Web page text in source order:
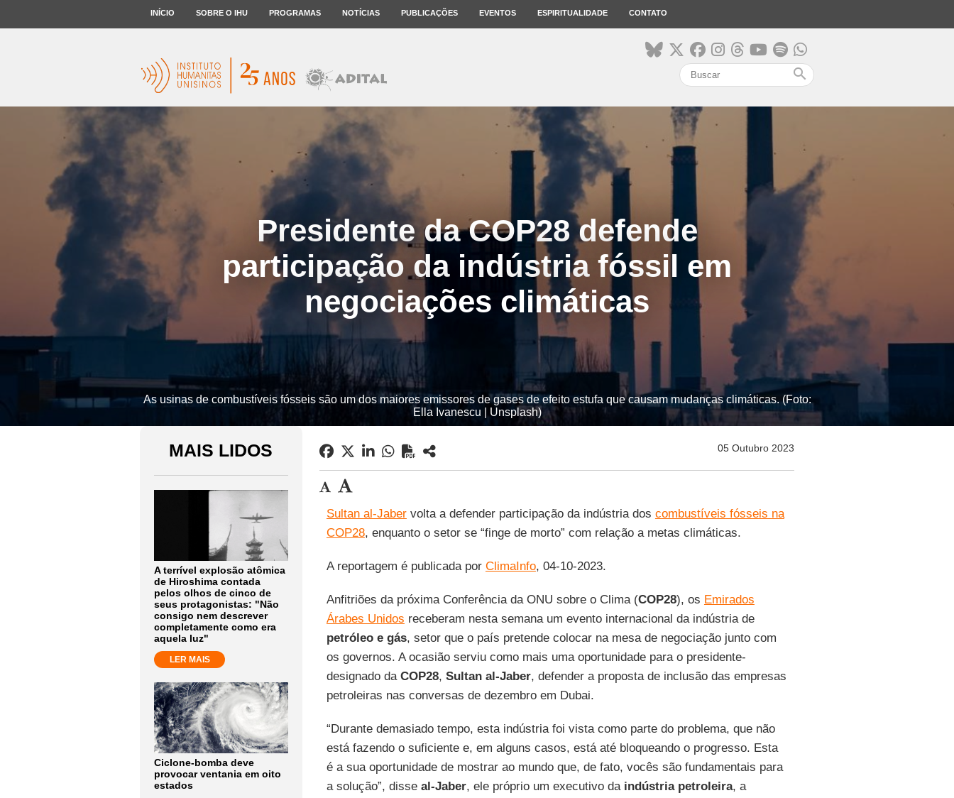
INÍCIO SOBRE O IHU PROGRAMAS NOTÍCIAS PUBLICAÇÕES EVENTOS ESPIRITUALIDADE CONTATO
search
Presidente da COP28 defende
participação da indústria fóssil em
negociações climáticas
As usinas de combustíveis fósseis são um dos maiores emissores de gases de efeito estufa que causam mudanças climáticas. (Foto:
Ella Ivanescu | Unsplash)
MAIS LIDOS
A terrível explosão atômica
de Hiroshima contada
pelos olhos de cinco de
seus protagonistas: "Não
consigo nem descrever
completamente como era
aquela luz"
LER MAIS
Ciclone-bomba deve
provocar ventania em oito
estados
05 Outubro 2023
Sultan al-Jabervolta a defender participação da indústria dos combustíveis fósseis na
COP28, enquanto o setor se “finge de morto” com relação a metas climáticas.
A reportagem é publicada por ClimaInfo, 04-10-2023.
Anfitriões da próxima Conferência da ONU sobre o Clima (COP28), os Emirados
Árabes Unidos receberam nesta semana um evento internacional da indústria de
petróleo e gás, setor que o país pretende colocar na mesa de negociação junto com
os governos. A ocasião serviu como mais uma oportunidade para o presidente-
designado da COP28, Sultan al-Jaber, defender a proposta de inclusão das empresas
petroleiras nas conversas de dezembro em Dubai.
“Durante demasiado tempo, esta indústria foi vista como parte do problema, que não
está fazendo o suficiente e, em alguns casos, está até bloqueando o progresso. Esta
é a sua oportunidade de mostrar ao mundo que, de fato, vocês são fundamentais para
a solução”, disse al-Jaber, ele próprio um executivo daindústria petroleira, a